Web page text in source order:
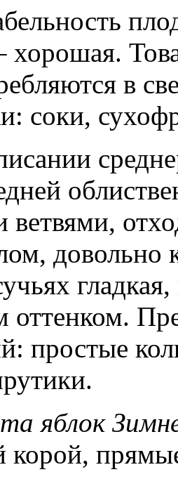
хорошая.
в
соки,
ветвями,
довольно
оттенком.
простые
яблок
корой,